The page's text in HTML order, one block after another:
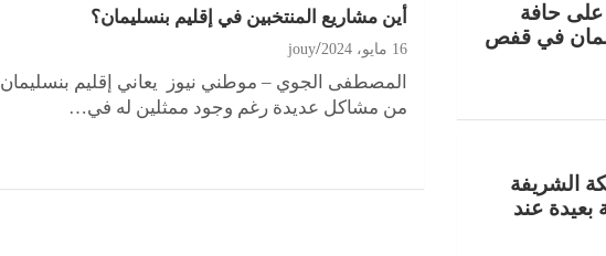
أين مشاريع المنتخبين في إقليم بنسليمان؟
16 مايو، 2024 jouy
المصطفى الجوي – موطني نيوز يعاني إقليم بنسليمان
من مشاكل عديدة رغم وجود ممثلين له في…
على حافة
في قفص
الشريفة
بعيدة عند